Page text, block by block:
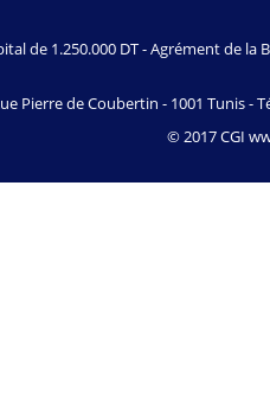
de 1.250.000 DT - Agrément de la
Pierre de Coubertin - 1001 Tunis -
© 2017 CGI